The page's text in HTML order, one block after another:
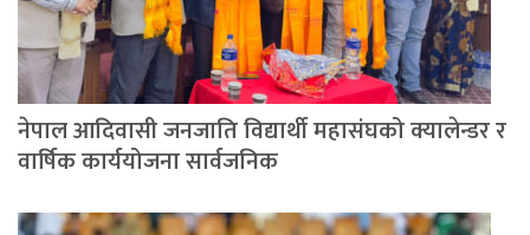
नेपाल आदिवासी जनजाति विद्यार्थी महासंघको क्यालेन्डर र
वार्षिक कार्ययोजना सार्वजनिक